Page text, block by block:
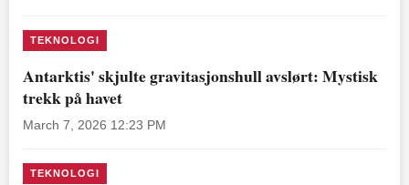
TEKNOLOGI
Antarktis' skjulte gravitasjonshull avslørt: Mystisk
trekk på havet
March 7, 2026 12:23 PM
TEKNOLOGI